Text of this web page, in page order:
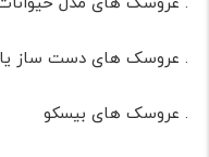
. عروسک های دست ساز یا
. عروسک های بیسکو